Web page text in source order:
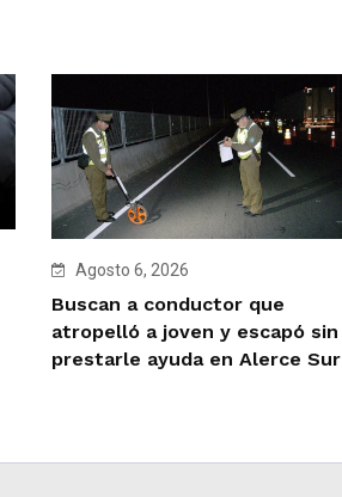
Agosto 6, 2026
Buscan a conductor que
atropelló a joven y escapó sin
prestarle ayuda en Alerce Sur